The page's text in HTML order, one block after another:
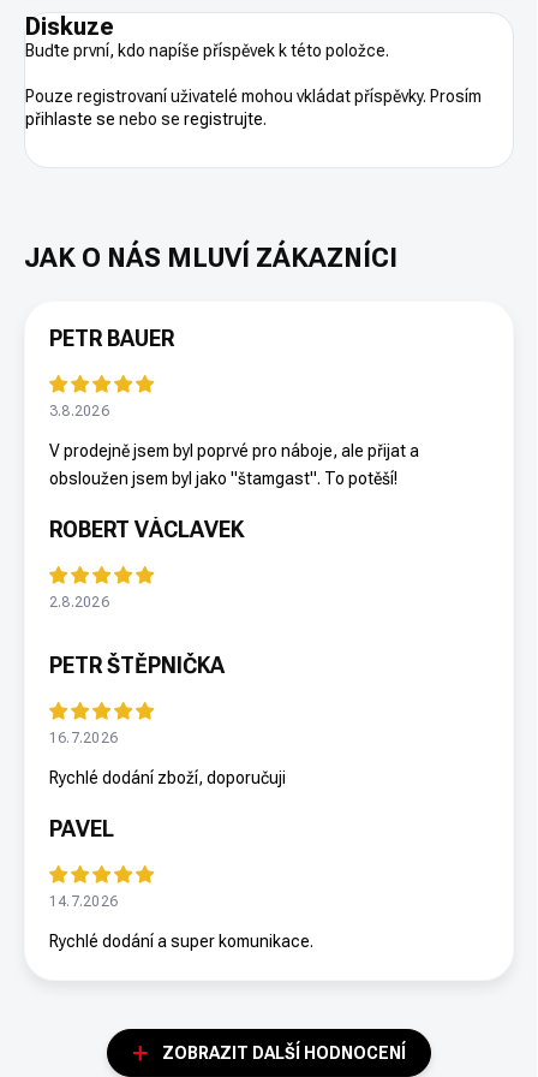
Diskuze
Buďte první, kdo napíše příspěvek k této položce.
Pouze registrovaní uživatelé mohou vkládat příspěvky. Prosím
přihlaste se nebo se registrujte.
PETR BAUER
3.8.2026
V prodejně jsem byl poprvé pro náboje, ale přijat a
obsloužen jsem byl jako "štamgast". To potěší!
ROBERT VÁCLAVEK
2.8.2026
PETR ŠTĚPNIČKA
16.7.2026
Rychlé dodání zboží, doporučuji
PAVEL
14.7.2026
Rychlé dodání a super komunikace.
ZOBRAZIT DALŠÍ HODNOCENÍ